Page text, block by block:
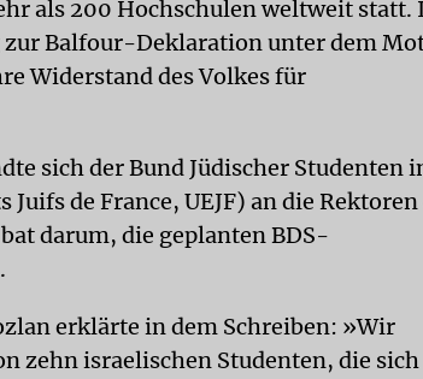
als 200 Hochschulen weltweit statt.
zur Balfour-Deklaration unter dem
Widerstand des Volkes für
sich der Bund Jüdischer Studenten
de France, UEJF) an die
darum, die geplanten BDS-
erklärte in dem Schreiben: »Wir
zehn israelischen Studenten, die